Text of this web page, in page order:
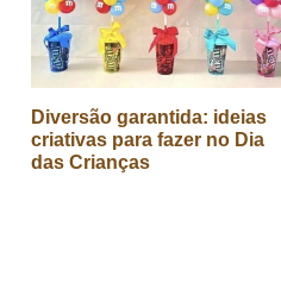
Diversão garantida: ideias
criativas para fazer no Dia
das Crianças